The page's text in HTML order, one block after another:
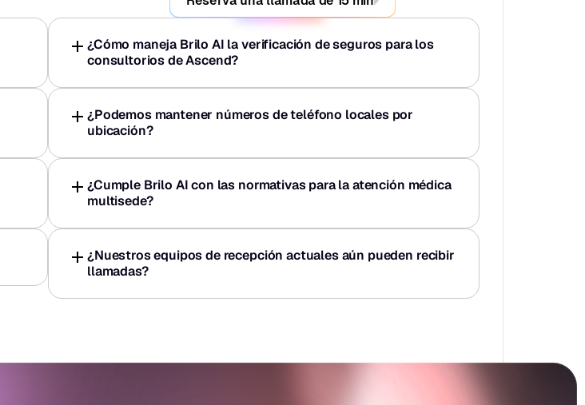
¿Cómo maneja Brilo AI la verificación de seguros para los
consultorios de Ascend?
¿Podemos mantener números de teléfono locales por
ubicación?
¿Cumple Brilo AI con las normativas para la atención médica
multisede?
¿Nuestros equipos de recepción actuales aún pueden recibir
llamadas?